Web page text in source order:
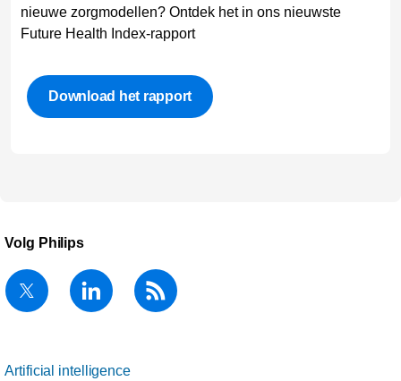
nieuwe zorgmodellen? Ontdek het in ons nieuwste
Future Health Index-rapport
Download het rapport
Volg Philips
Artificial intelligence